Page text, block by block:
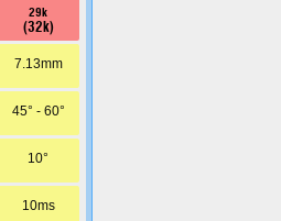
29k
(32k)
7.13mm
45° - 60°
10°
10ms